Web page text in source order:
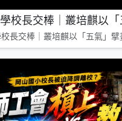
校長交棒｜叢培麒以「
長交棒｜叢培麒以「五氣」擘